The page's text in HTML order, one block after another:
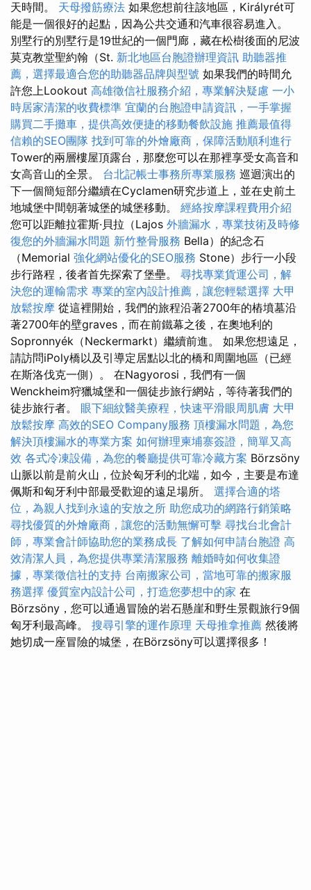
天時間。 天母撥筋療法 如果您想前往該地區，Királyrét可
能是一個很好的起點，因為公共交通和汽車很容易進入。
別墅行的別墅行是19世紀的一個門廊，藏在松樹後面的尼波
莫克教堂聖約翰（St. 新北地區台胞證辦理資訊 助聽器推
薦，選擇最適合您的助聽器品牌與型號 如果我們的時間允
許您上Lookout 高雄徵信社服務介紹，專業解決疑慮 一小
時居家清潔的收費標準 宜蘭的台胞證申請資訊，一手掌握
購買二手攤車，提供高效便捷的移動餐飲設施 推薦最值得
信賴的SEO團隊 找到可靠的外燴廠商，保障活動順利進行
Tower的兩層樓屋頂露台，那麼您可以在那裡享受女高音和
女高音山的全景。 台北記帳士事務所專業服務 巡迴演出的
下一個簡短部分繼續在Cyclamen研究步道上，並在史前土
地城堡中間朝著城堡的城堡移動。 經絡按摩課程費用介紹
您可以距離拉霍斯·貝拉（Lajos 外牆漏水，專業技術及時修
復您的外牆漏水問題 新竹整骨服務 Bella）的紀念石
（Memorial 強化網站優化的SEO服務 Stone）步行一小段
步行路程，後者首先探索了堡壘。 尋找專業貨運公司，解
決您的運輸需求 專業的室內設計推薦，讓您輕鬆選擇 大甲
放鬆按摩 從這裡開始，我們的旅程沿著2700年的樁墳墓沿
著2700年的壁graves，而在前鐵幕之後，在奧地利的
Sopronnyék（Neckermarkt）繼續前進。 如果您想遠足，
請訪問iPoly橋以及引導定居點以北的橋和周圍地區（已經
在斯洛伐克一側）。 在Nagyorosi，我們有一個
Wenckheim狩獵城堡和一個徒步旅行網站，等待著我們的
徒步旅行者。 眼下細紋醫美療程，快速平滑眼周肌膚 大甲
放鬆按摩 高效的SEO Company服務 頂樓漏水問題，為您
解決頂樓漏水的專業方案 如何辦理柬埔寨簽證，簡單又高
效 各式冷凍設備，為您的餐廳提供可靠冷藏方案 Börzsöny
山脈以前是前火山，位於匈牙利的北端，如今，主要是布達
佩斯和匈牙利中部最受歡迎的遠足場所。 選擇合適的塔
位，為親人找到永遠的安放之所 助您成功的網路行銷策略
尋找優質的外燴廠商，讓您的活動無懈可擊 尋找台北會計
師，專業會計師協助您的業務成長 了解如何申請台胞證 高
效清潔人員，為您提供專業清潔服務 離婚時如何收集證
據，專業徵信社的支持 台南搬家公司，當地可靠的搬家服
務選擇 優質室內設計公司，打造您夢想中的家 在
Börzsöny，您可以通過冒險的岩石懸崖和野生景觀旅行9個
匈牙利最高峰。 搜尋引擎的運作原理 天母推拿推薦 然後將
她切成一座冒險的城堡，在Börzsöny可以選擇很多！